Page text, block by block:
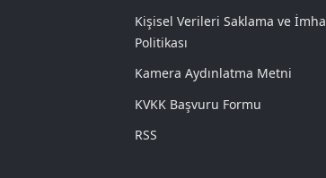
Kişisel Verileri Saklama ve İmha
Politikası
Kamera Aydınlatma Metni
KVKK Başvuru Formu
RSS